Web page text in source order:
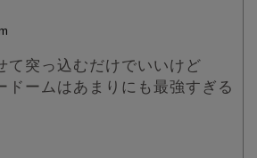
て突っ込むだけでいいけど
ドームはあまりにも最強すぎる